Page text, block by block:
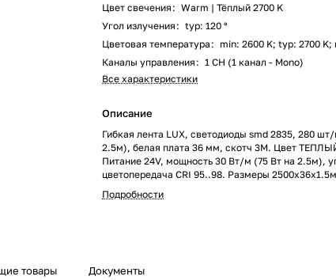
Цвет свечения : Warm | Тёплый 2700 K
Угол излучения : typ: 120 °
Цветовая температура : min: 2600 K; typ: 2700 K;
Каналы управления : 1 CH (1 канал - Mono)
Все характеристики
Описание
Гибкая лента LUX, светодиоды smd 2835, 280
2.5м), белая плата 36 мм, скотч 3М. Цвет
Питание 24V, мощность 30 Вт/м (75 Вт на 2.5м),
цветопередача CRI 95..98. Размеры
100мм, 28 светодиодов. Цена за 1м. Поставка под
Подробности
товары Документы